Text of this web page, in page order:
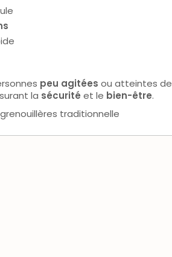
peu agitées ou atteintes de
la sécurité et le bien-être.
traditionnelle